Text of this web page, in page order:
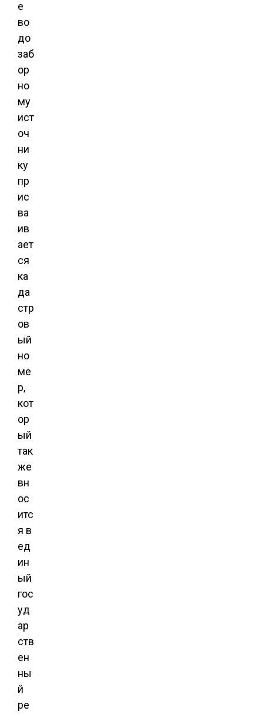
е
во
до
заб
ор
но
му
ист
оч
ни
ку
пр
ис
ва
ив
ает
ся
ка
да
стр
ов
ый
но
ме
р,
кот
ор
ый
так
же
вн
ос
итс
я в
ед
ин
ый
гос
уд
ар
ств
ен
ны
й
ре